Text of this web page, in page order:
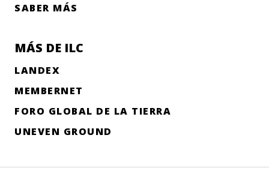
SABER MÁS
MÁS DE ILC
LANDEX
MEMBERNET
FORO GLOBAL DE LA TIERRA
UNEVEN GROUND